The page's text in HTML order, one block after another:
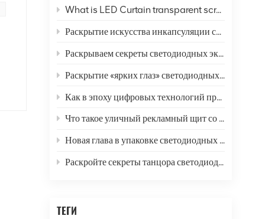
What is LED Curtain transparent screen? - Explore the new horizon of digital cities
Раскрытие искусства инкапсуляции светодиодных дисплеев: комплексный анализ шести распространенных методов и перспектив на будущее
Раскрываем секреты светодиодных экранов: как они меняют нашу жизнь и мир?
Раскрытие «ярких глаз» светодиодных дисплеев: комплексный анализ разрешения
Как в эпоху цифровых технологий правильно выбрать светодиодные дисплеи?
Что такое уличный рекламный щит со светодиодным экраном?
Новая глава в упаковке светодиодных дисплеев: в чем разница между технологиями SMD и COB?
Раскройте секреты танцора светодиодного экрана
ТЕГИ